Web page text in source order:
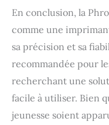
En conclusion, la
comme une
sa précision et sa
recommandée pour
recherchant une
facile à utiliser. Bien
jeunesse soient